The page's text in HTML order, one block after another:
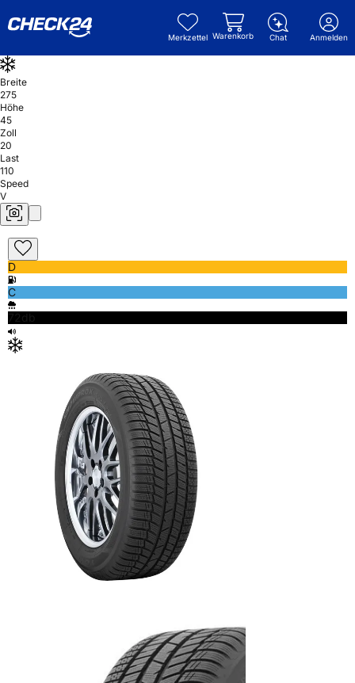
Merkzettel Warenkorb Chat Anmelden
Breite
275
Höhe
45
Zoll
20
Last
110
Speed
V
D
C
72db